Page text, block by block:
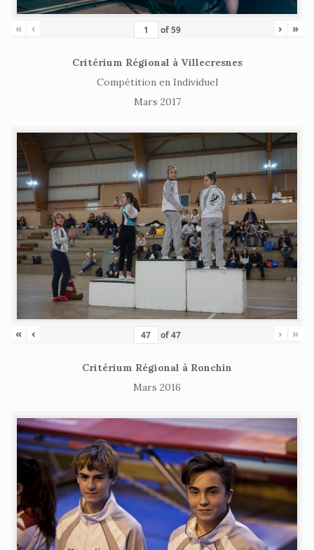
« ‹ of59 › »
Critérium Régional à Villecresnes
Compétition en Individuel
Mars 2017
« ‹ of47 › »
Critérium Régional à Ronchin
Mars 2016